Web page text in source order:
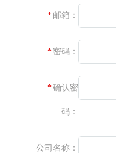
邮箱：
密码：
确认密
码：
公司名称：